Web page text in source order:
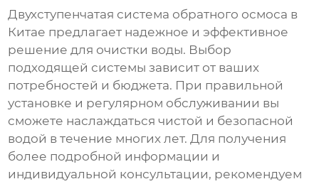
Двухступенчатая система обратного осмоса в
Китае предлагает надежное и эффективное
решение для очистки воды. Выбор
подходящей системы зависит от ваших
потребностей и бюджета. При правильной
установке и регулярном обслуживании вы
сможете наслаждаться чистой и безопасной
водой в течение многих лет. Для получения
более подробной информации и
индивидуальной консультации, рекомендуем